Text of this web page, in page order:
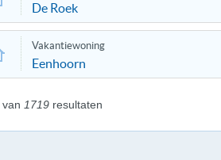
De Roek
Vakantiewoning
Eenhoorn
van 1719 resultaten